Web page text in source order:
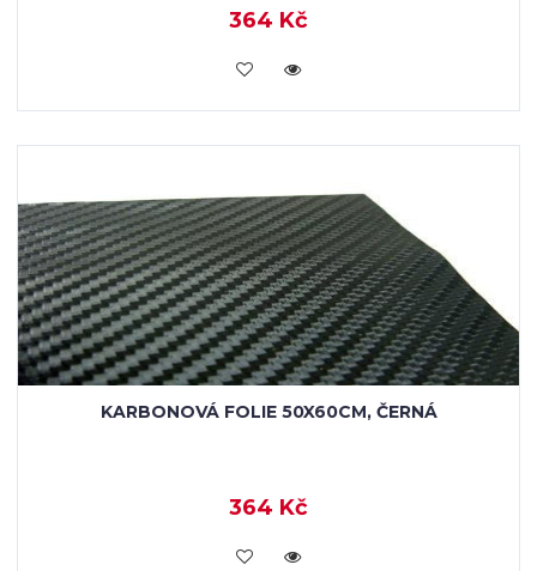
364 Kč
VLOŽIT DO KOŠÍKU
KARBONOVÁ FOLIE 50X60CM, ČERNÁ
364 Kč
VLOŽIT DO KOŠÍKU